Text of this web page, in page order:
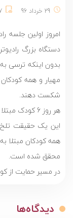
29 خرداد 96
دستگاه بزرگ
بدون اینکه ترسی
مهیار و همه
شکست دهند.
هر روز 6 کودک مبتلا به سرطان تحت حمایت محک قرار می‌گیرند.
این یک حقیقت
همه کودکان مبتلا
محقق شده است.
در مسیر حمایت از
دیدگاه‌ها